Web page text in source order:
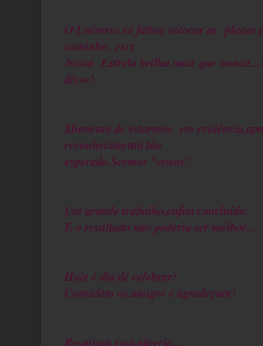
O Universo só faltou colocar as placas
caminho...rsrs
Nossa Estrela brilha mais que nunca...
disso!
Momento de estarmos em
reconhecimento tão
esperado.Sermos "vistos".
Um grande trabalho,enfim concluído.
E o resultado não poderia ser melhor...
Hoje é dia de celebrar!
Convidem os amigos e agradeçam!
Respirem essa alegria...